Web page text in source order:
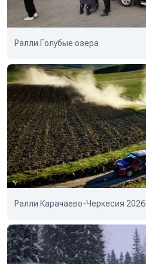
Ралли Голубые озера
Ралли Карачаево-Черкесия 2026